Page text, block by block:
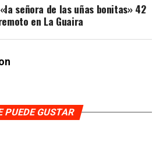
señora de las uñas bonitas» 42
en La Guaira
PUEDE GUSTAR